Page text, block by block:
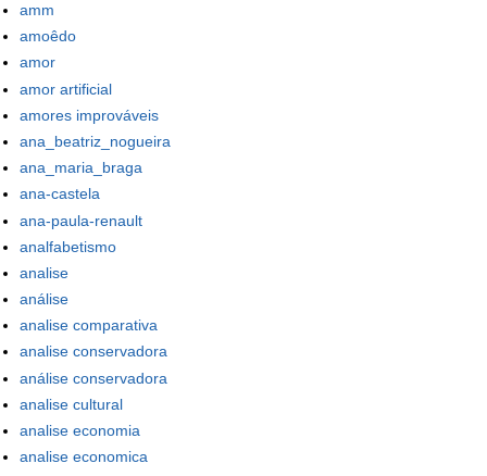
amm
amoêdo
amor
amor artificial
amores improváveis
ana_beatriz_nogueira
ana_maria_braga
ana-castela
ana-paula-renault
analfabetismo
analise
análise
analise comparativa
analise conservadora
análise conservadora
analise cultural
analise economia
analise economica